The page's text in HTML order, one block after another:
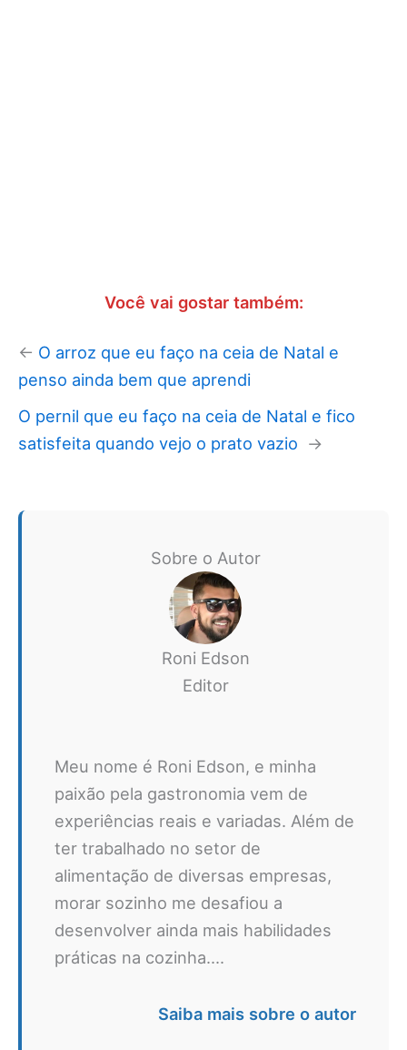
Você vai gostar também:
← O arroz que eu faço na ceia de Natal e
penso ainda bem que aprendi
O pernil que eu faço na ceia de Natal e fico
satisfeita quando vejo o prato vazio →
Sobre o Autor
Roni Edson
Editor
Meu nome é Roni Edson, e minha
paixão pela gastronomia vem de
experiências reais e variadas. Além de
ter trabalhado no setor de
alimentação de diversas empresas,
morar sozinho me desafiou a
desenvolver ainda mais habilidades
práticas na cozinha....
Saiba mais sobre o autor